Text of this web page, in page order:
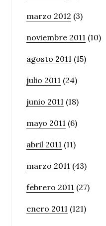
marzo 2012 (3)
noviembre 2011 (10)
agosto 2011 (15)
julio 2011 (24)
junio 2011 (18)
mayo 2011 (6)
abril 2011 (11)
marzo 2011 (43)
febrero 2011 (27)
enero 2011 (121)